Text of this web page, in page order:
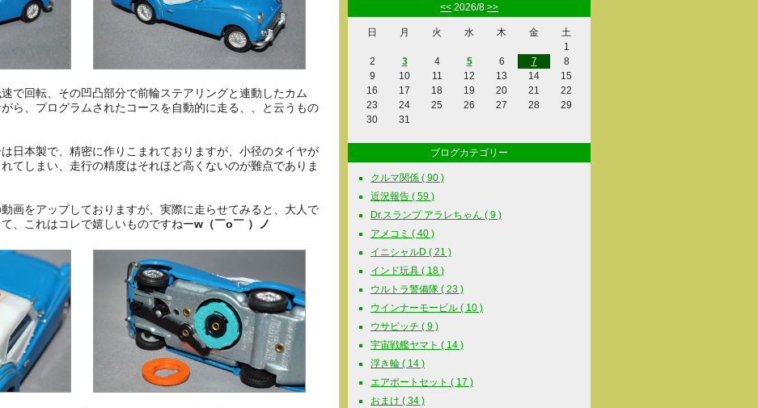
で回転、その凹凸部分で前輪ステアリングと連動したカム
ら、プログラムされたコースを自動的に走る、、と云うもの
日本製で、精密に作りこまれておりますが、小径のタイヤが
てしまい、走行の精度はそれほど高くないのが難点でありま
画をアップしておりますが、実際に走らせてみると、大人で
、これはコレで嬉しいものですねーw（￣o￣ ）ノ
<< 2026/8 >>
日 月 火 水 木 金
土
1
2
3 4 5 6 7
8
9
10 11 12 13 14
15
16
17 18 19 20 21
22
23
24 25 26 27 28
29
30
31
ブログカテゴリー
クルマ関係 ( 90 )
近況報告 ( 59 )
Dr.スランプ アラレちゃん ( 9 )
アメコミ ( 40 )
イニシャルD ( 21 )
インド玩具 ( 18 )
ウルトラ警備隊 ( 23 )
ウインナーモービル ( 10 )
ウサビッチ ( 9 )
宇宙戦艦ヤマト ( 14 )
浮き輪 ( 14 )
エアポートセット ( 17 )
おまけ ( 34 )